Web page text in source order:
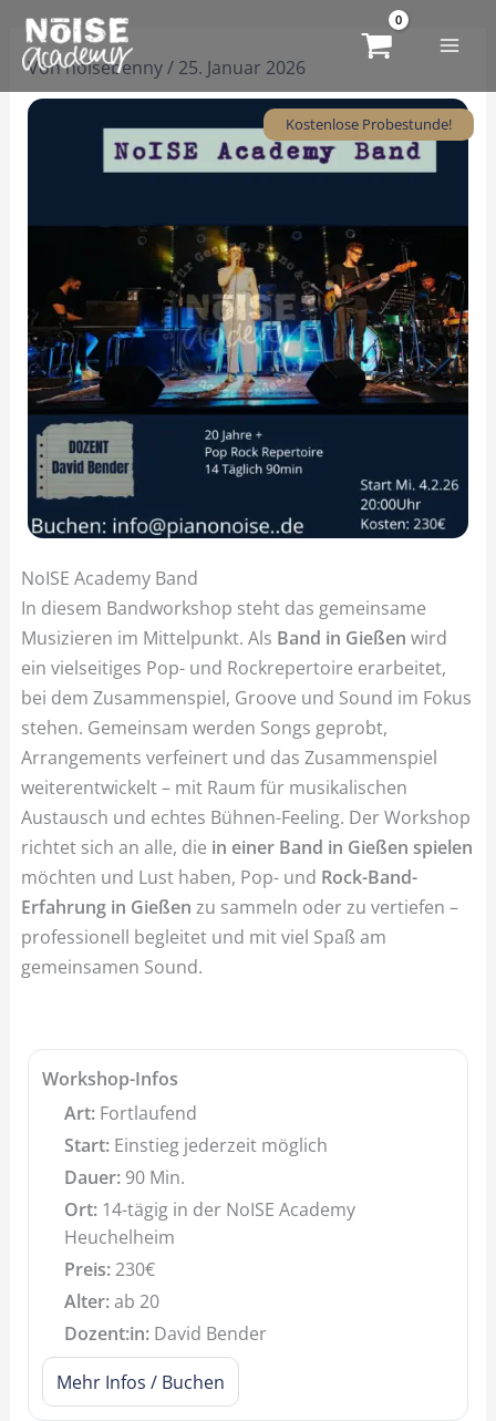
Zum
Inhalt
springen
Kostenlose Probestunde!
Vonnoisebenny/ 25. Januar 2026
NoISE Academy Band
In diesem Bandworkshop steht das gemeinsame
Musizieren im Mittelpunkt. Als Band in Gießen wird
ein vielseitiges Pop- und Rockrepertoire erarbeitet,
bei dem Zusammenspiel, Groove und Sound im Fokus
stehen. Gemeinsam werden Songs geprobt,
Arrangements verfeinert und das Zusammenspiel
weiterentwickelt – mit Raum für musikalischen
Austausch und echtes Bühnen-Feeling. Der Workshop
richtet sich an alle, die in einer Band in Gießen spielen
möchten und Lust haben, Pop- und Rock-Band-
Erfahrung in Gießen zu sammeln oder zu vertiefen –
professionell begleitet und mit viel Spaß am
gemeinsamen Sound.
Workshop-Infos
Art: Fortlaufend
Start: Einstieg jederzeit möglich
Dauer: 90 Min.
Ort: 14-tägig in der NoISE Academy
Heuchelheim
Preis:230€
Alter:ab 20
Dozent:in: David Bender
Mehr Infos / Buchen